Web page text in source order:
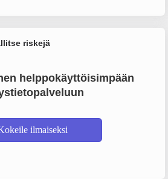
riskejä
helppokäyttöisimpään
ilmaiseksi